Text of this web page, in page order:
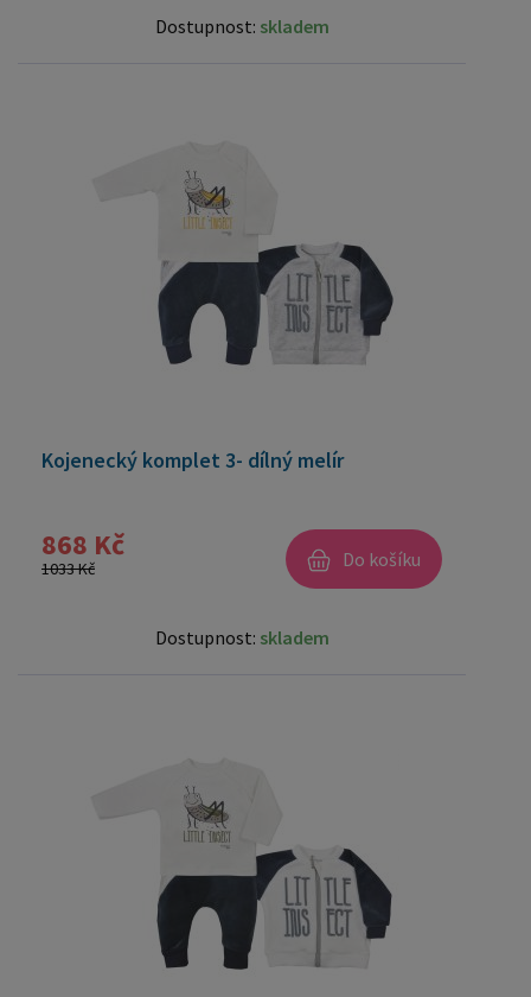
Dostupnost: skladem
Kojenecký komplet 3- dílný melír
868 Kč
1033 Kč Do košíku
Dostupnost: skladem